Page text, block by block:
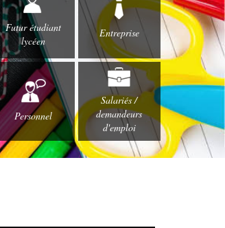
Futur étudiant
lycéen
Entreprise
Personnel
Salariés /
demandeurs
d'emploi